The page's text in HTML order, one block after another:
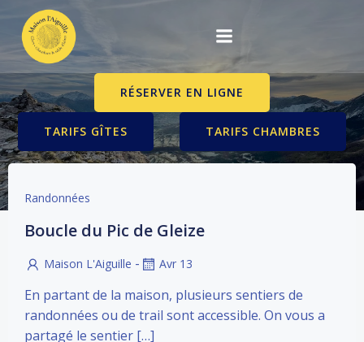
contenu
RÉSERVER EN LIGNE
TARIFS GÎTES TARIFS CHAMBRES
Randonnées
Boucle du Pic de Gleize
Maison L'Aiguille - Avr 13
En partant de la maison, plusieurs sentiers de
randonnées ou de trail sont accessible. On vous a
partagé le sentier […]